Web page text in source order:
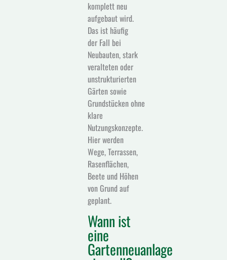
komplett neu
aufgebaut wird.
Das ist häufig
der Fall bei
Neubauten, stark
veralteten oder
unstrukturierten
Gärten sowie
Grundstücken ohne
klare
Nutzungskonzepte.
Hier werden
Wege, Terrassen,
Rasenflächen,
Beete und Höhen
von Grund auf
geplant.
Wann ist
eine
Gartenneuanlage